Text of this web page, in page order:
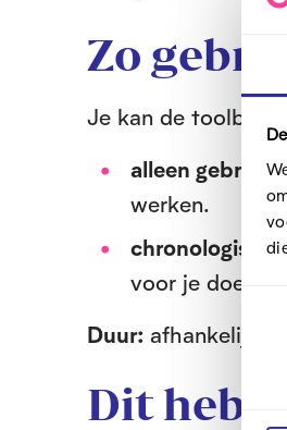
e
t
Zo
Je kan de toolbox
alleen
werken.
chronologisch
voor je
Duur: afhankelijk
Dit heb